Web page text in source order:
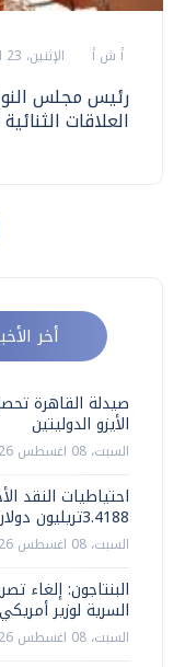
أ ش أ الإثنين، 23 اكتوبر 2023 07:01 م
رئيس مجلس
العلاقات
أخر
صيدلة القاهرة
الأيزو الدوليتين
السبت، 08 اغسطس 2026 09:30 ص
احتياطيات النقد
3.4188تريليون دولار أمريكي في يوليو
السبت، 08 اغسطس 2026 09:27 ص
البنتاجون: إلغاء
السرية لوزير
السبت، 08 اغسطس 2026 09:24 ص